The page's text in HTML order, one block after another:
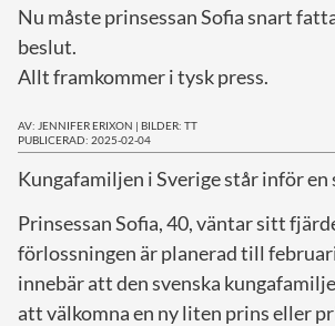
Nu måste prinsessan Sofia snart
beslut.
Allt framkommer i tysk press.
AV: JENNIFER ERIXON | BILDER: TT
PUBLICERAD: 2025-02-04
Kungafamiljen i Sverige står inför en
Prinsessan Sofia, 40, väntar sitt
förlossningen är planerad till
innebär att den svenska
att välkomna en ny liten prins eller